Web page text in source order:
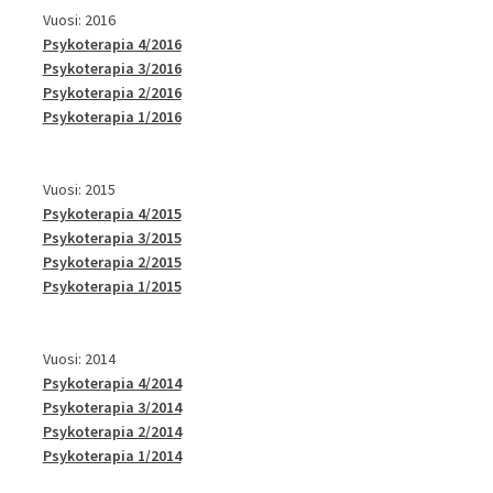
Vuosi: 2016
Psykoterapia 4/2016
Psykoterapia 3/2016
Psykoterapia 2/2016
Psykoterapia 1/2016
Vuosi: 2015
Psykoterapia 4/2015
Psykoterapia 3/2015
Psykoterapia 2/2015
Psykoterapia 1/2015
Vuosi: 2014
Psykoterapia 4/2014
Psykoterapia 3/2014
Psykoterapia 2/2014
Psykoterapia 1/2014